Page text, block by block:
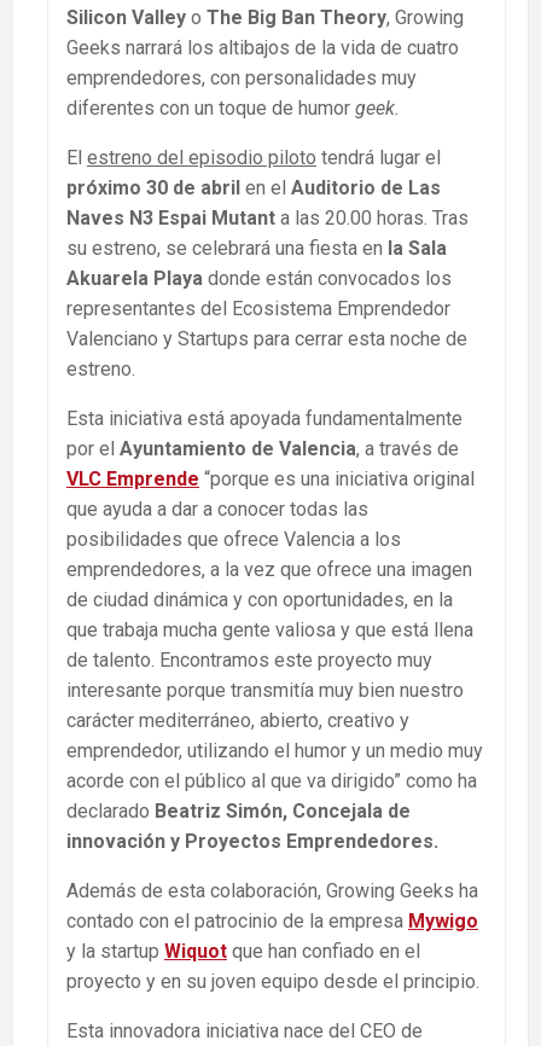
Silicon Valley o The Big Ban Theory, Growing
Geeks narrará los altibajos de la vida de cuatro
emprendedores, con personalidades muy
diferentes con un toque de humor geek.
El estreno del episodio piloto tendrá lugar el
próximo 30 de abril en el Auditorio de Las
Naves N3 Espai Mutant a las 20.00 horas. Tras
su estreno, se celebrará una fiesta en la Sala
Akuarela Playa donde están convocados los
representantes del Ecosistema Emprendedor
Valenciano y Startups para cerrar esta noche de
estreno.
Esta iniciativa está apoyada fundamentalmente
por el Ayuntamiento de Valencia, a través de
VLC Emprende “porque es una iniciativa original
que ayuda a dar a conocer todas las
posibilidades que ofrece Valencia a los
emprendedores, a la vez que ofrece una imagen
de ciudad dinámica y con oportunidades, en la
que trabaja mucha gente valiosa y que está llena
de talento. Encontramos este proyecto muy
interesante porque transmitía muy bien nuestro
carácter mediterráneo, abierto, creativo y
emprendedor, utilizando el humor y un medio muy
acorde con el público al que va dirigido” como ha
declarado Beatriz Simón, Concejala de
innovación y Proyectos Emprendedores.
Además de esta colaboración, Growing Geeks ha
contado con el patrocinio de la empresa Mywigo
y la startup Wiquot que han confiado en el
proyecto y en su joven equipo desde el principio.
Esta innovadora iniciativa nace del CEO de